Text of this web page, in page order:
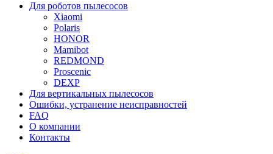
Для роботов пылесосов
Xiaomi
Polaris
HONOR
Mamibot
REDMOND
Proscenic
DEXP
Для вертикальных пылесосов
Ошибки, устранение неисправностей
FAQ
О компании
Контакты